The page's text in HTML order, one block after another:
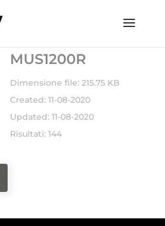
MUS1200R
Dimensione file: 215.75 KB
Created: 11-08-2020
Updated: 11-08-2020
Risultati: 144